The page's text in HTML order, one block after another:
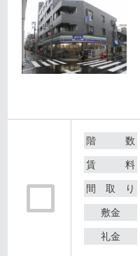
階 数
賃 料
間 取 り
敷金
礼金